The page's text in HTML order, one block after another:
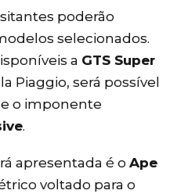
poderão
selecionados.
a GTS Super
Piaggio, será possível
e o imponente
.
apresentada é o Ape
voltado para o